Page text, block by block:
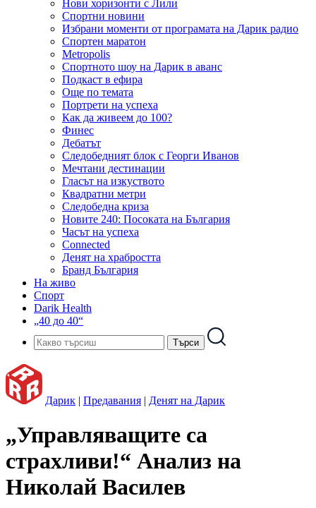
Нови хоризонти с Лили
Спортни новини
Избрани моменти от програмата на Дарик радио
Спортен маратон
Metropolis
Спортното шоу на Дарик в аванс
Подкаст в ефира
Още по темата
Портрети на успеха
Как да живеем до 100?
Финес
Дебатът
Следобедният блок с Георги Иванов
Мечтани дестинации
Гласът на изкуството
Квадратни метри
Следобедна криза
Новите 240: Посоката на България
Часът на успеха
Connected
Денят на храбростта
Бранд България
На живо
Спорт
Darik Health
„40 до 40“
Дарик | Предавания | Денят на Дарик
„Управляващите са
страхливи!“ Анализ на
Николай Василев